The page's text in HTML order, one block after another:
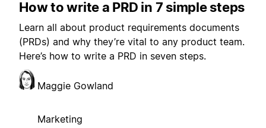
How to write a PRD in 7 simple steps
Learn all about product requirements documents
(PRDs) and why they’re vital to any product team.
Here’s how to write a PRD in seven steps.
Maggie Gowland
Marketing